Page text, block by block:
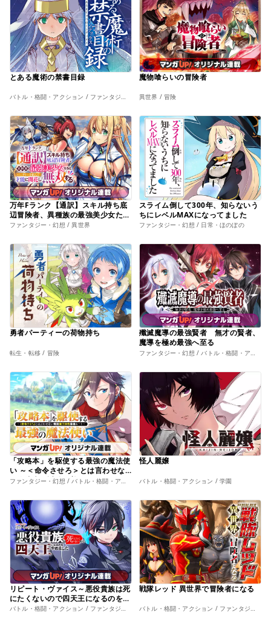
とある魔術の禁書目録
バトル・格闘・アクション / ファンタジー・幻想
魔物喰らいの冒険者
異世界 / 冒険
万年Fランク【通訳】スキル持ち底
辺冒険者、異種族の最強美少女たち
とパーティーを組んで才能に開花し
ファンタジー・幻想 / 異世界
スライム倒して300年、知らないう
ちにレベルMAXになってました
ファンタジー・幻想 / 日常・ほのぼの
勇者パーティーの荷物持ち
転生・転移 / 冒険
殲滅魔導の最強賢者 無才の賢者、
魔導を極め最強へ至る
ファンタジー・幻想 / バトル・格闘・アクション
「攻略本」を駆使する最強の魔法使
い ～＜命令させろ＞とは言わせな
い俺流魔王討伐最善ルート～
怪人麗嬢
バトル・格闘・アクション / 学園
リピート・ヴァイス～悪役貴族は死
にたくないので四天王になるのをや
めました～
バトル・格闘・アクション / ファンタジー・幻想
戦隊レッド 異世界で冒険者になる
バトル・格闘・アクション / ファンタジー・幻想